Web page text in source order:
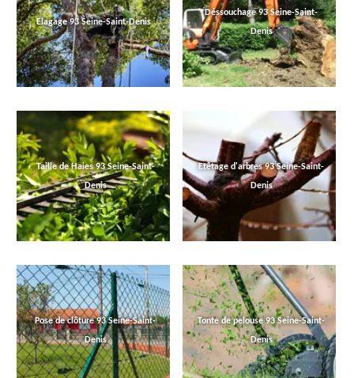
Elagage 93 Seine-Saint-Denis
Déssouchage 93 Seine-Saint-
Denis
Taille de Haies 93 Seine-Saint-
Denis
Etêtage d'arbres 93 Seine-Saint-
Denis
Pose de clôture 93 Seine-Saint-
Denis
Tonte de pelouse 93 Seine-Saint-
Denis